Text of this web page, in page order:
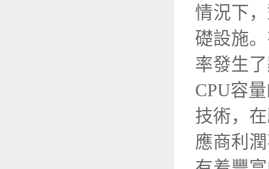
情況下
礎設施
率發生
CPU容
技術，
應商利